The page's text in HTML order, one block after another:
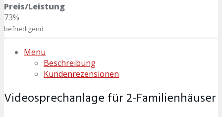
Preis/Leistung
73%
befriedigend
Menu
Beschreibung
Kundenrezensionen
Videosprechanlage für 2-Familienhäuser